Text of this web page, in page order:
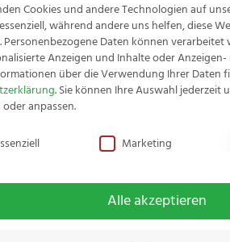
drehbarer Messerblock Räuchereiche
Cookies und andere Technologien auf
während andere uns helfen, diese
Personenbezogene Daten können verarbeitet
Anzeigen und Inhalte oder
über die Verwendung Ihrer Daten
. Sie können Ihre Auswahl jederzeit
anpassen.
Marketing
Alle akzeptieren